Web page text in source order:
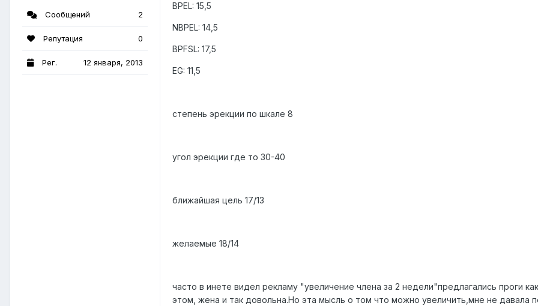
Сообщений 2
Репутация 0
Рег. 12 января, 2013
BPEL: 15,5
NBPEL: 14,5
BPFSL: 17,5
EG: 11,5
степень эрекции по шкале 8
угол эрекции где то 30-40
ближайшая цель 17/13
желаемые 18/14
часто в инете видел рекламу "увеличение члена за 2 недели"предлагались проги
этом, жена и так довольна.Hо эта мысль о том что можно увеличить,мне не давала